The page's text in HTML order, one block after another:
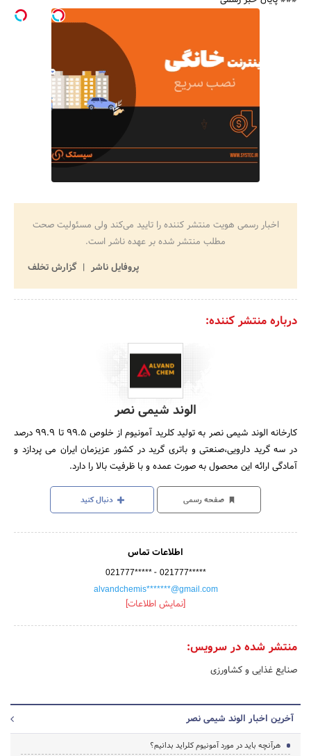
اخبار رسمی هویت منتشر کننده را تایید می‌کند ولی مسئولیت صحت
مطلب منتشر شده بر عهده ناشر است.
پروفایل ناشر
گزارش تخلف
درباره منتشر کننده:
الوند شیمی نصر
کارخانه الوند شیمی نصر به تولید کلرید آمونیوم از خلوص 99.5 تا 99.9 درصد
در سه گرید دارویی،صنعتی و باتری گرید در کشور عزیزمان ایران می پردازد و
آمادگی ارائه این محصول به صورت عمده و با ظرفیت بالا را دارد.
صفحه رسمی دنبال کنید
اطلاعات تماس
021777***** - 021777*****
alvandchemis*******@gmail.com
[نمایش اطلاعات]
منتشر شده در سرویس:
صنایع غذایی و کشاورزی
آخرین اخبار الوند شیمی نصر
هرآنچه باید در مورد آمونیوم کلراید بدانیم؟